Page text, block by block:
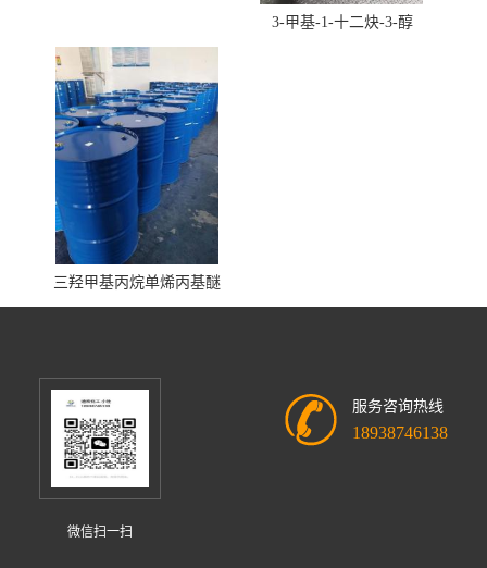
3-甲基-1-十二炔-3-醇
三羟甲基丙烷单烯丙基醚
微信扫一扫
服务咨询热线
18938746138